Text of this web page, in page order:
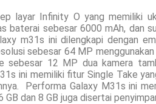
layar Infinity O yang memiliki
baterai sebesar 6000 mAh, dan
m31s ini dilengkapi dengan
sebesar 64 MP
sebesar 12 MP dua kamera
ini memiliki fitur Single Take
Performa Galaxy M31s ini
dan 8 GB juga disertai